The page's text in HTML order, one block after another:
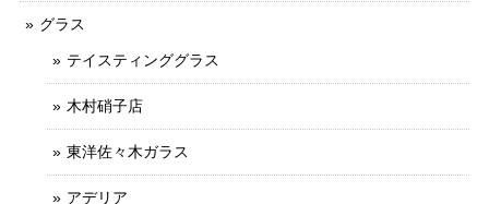
グラス
テイスティンググラス
木村硝子店
東洋佐々木ガラス
アデリア